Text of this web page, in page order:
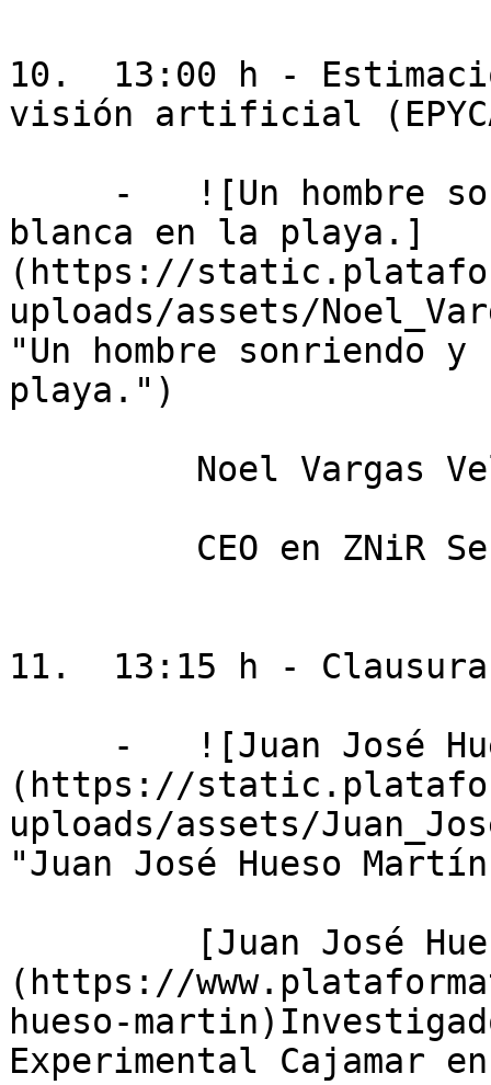
10.  13:00 h -
visión artificial
blanca en la playa.]
(https://
uploads/assets/
"Un hombre sonriendo
playa.")
11.  13:15 h - Clausura
(https://
uploads/assets/
"Juan José Hueso
(https://
hueso-
Experimental Cajamar